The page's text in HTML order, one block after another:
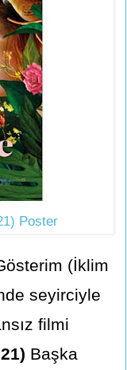
Poster
(İklim
seyirciyle
filmi
Başka